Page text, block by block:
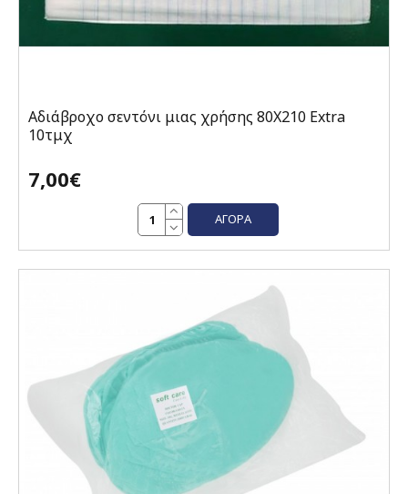
Αδιάβροχο σεντόνι μιας χρήσης 80X210 Extra
10τμχ
7,00€
ΑΓΟΡΆ